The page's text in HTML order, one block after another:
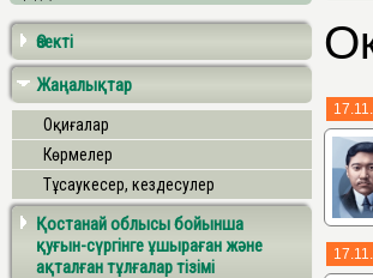
Өзекті
Жаңалықтар
Оқиғалар
Көрмелер
Тұсаукесер, кездесулер
Қостанай облысы бойынша
қуғын-сүргінге ұшыраған және
ақталған тұлғалар тізімі